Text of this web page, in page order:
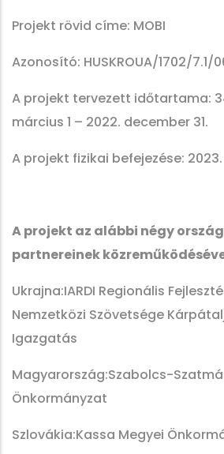
Projekt rövid címe: MOBI
Azonosító: HUSKROUA/1702/7.1/
A projekt tervezett időtartama:
március 1 – 2022. december 31.
A projekt fizikai befejezése:
A projekt az alábbi négy
partnereinek
Ukrajna:IARDI Regionális
Nemzetközi Szövetsége
Igazgatás
Magyarország:Szabolcs-
Önkormányzat
Szlovákia:Kassa Megyei